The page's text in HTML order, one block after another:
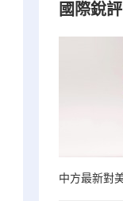
國際銳評
中方最新對